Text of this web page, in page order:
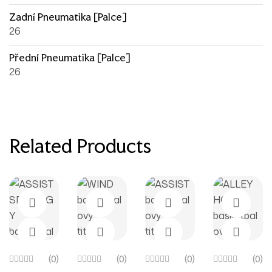
Zadní Pneumatika [palce]
26
Přední Pneumatika [palce]
26
Related Products
(0) (0) (0) (0)